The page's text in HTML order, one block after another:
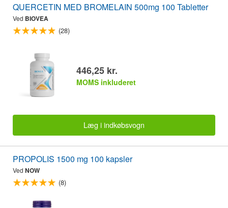
QUERCETIN MED BROMELAIN 500mg 100 Tabletter
Ved BIOVEA
(28)
446,25 kr.
MOMS inkluderet
Læg i indkøbsvogn
PROPOLIS 1500 mg 100 kapsler
Ved NOW
(8)